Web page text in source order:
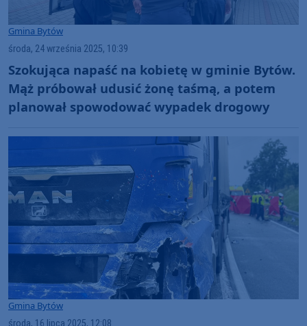
Gmina Bytów
środa, 24 września 2025, 10:39
Szokująca napaść na kobietę w gminie Bytów.
Mąż próbował udusić żonę taśmą, a potem
planował spowodować wypadek drogowy
Gmina Bytów
środa, 16 lipca 2025, 12:08